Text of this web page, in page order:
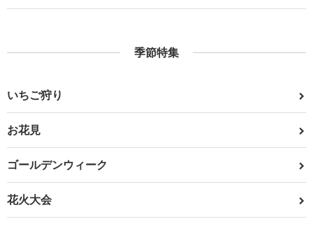
季節特集
いちご狩り
お花見
ゴールデンウィーク
花火大会